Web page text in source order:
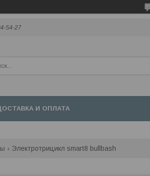
54-27
И ОПЛАТА
Электротрицикл smart8 bullbash